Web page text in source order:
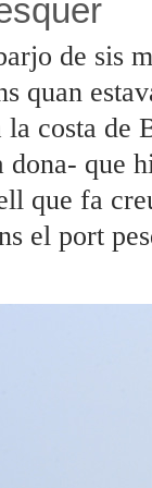
de sis
quan
la costa de
dona- que
que fa
el port